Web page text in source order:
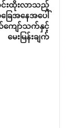
ာင်းထိုးလာသည့်
ေအနေအပေါ်
လ်ကျော်သက်နှင့်
မေးမြန်းချက်